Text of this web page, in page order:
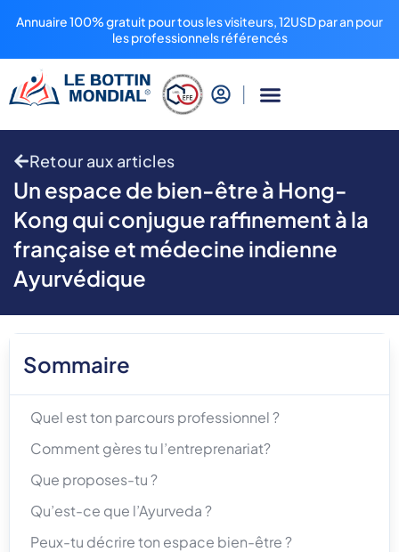
Annuaire 100% gratuit pour tous les visiteurs, 12USD par an pour
les professionnels référencés
Retour aux articles
Un espace de bien-être à Hong-
Kong qui conjugue raffinement à la
française et médecine indienne
Ayurvédique
Sommaire
Quel est ton parcours professionnel ?
Comment gères tu l’entreprenariat?
Que proposes-tu ?
Qu’est-ce que l’Ayurveda ?
Peux-tu décrire ton espace bien-être ?